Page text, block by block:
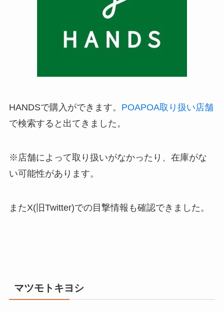
HANDSで購入ができます。 POAPOA取り扱い店舗
で検索すると出てきました。
※店舗によって取り扱いがなかったり、在庫がな
い可能性があります。
またX(旧Twitter)での目撃情報も確認できました。
マツモトキヨシ